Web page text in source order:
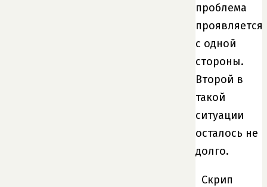
проблема
проявляется
с одной
стороны.
Второй в
такой
ситуации
осталось не
долго.
Скрип